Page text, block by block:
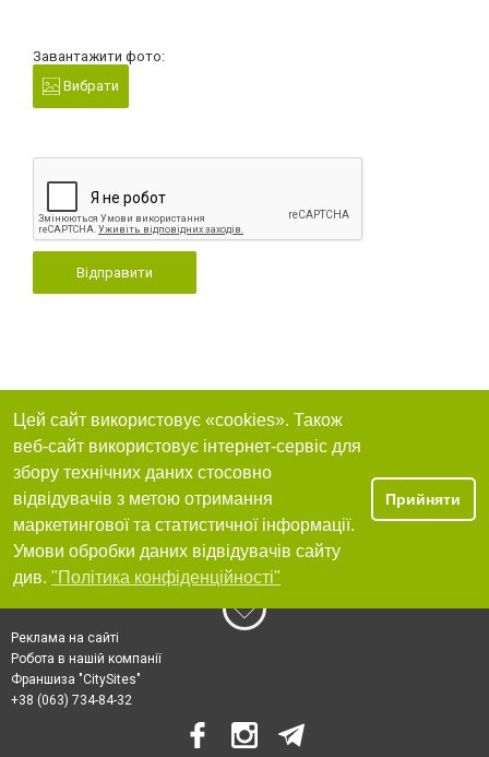
Завантажити фото:
Вибрати
Відправити
Цей сайт використовує «cookies». Також
веб-сайт використовує інтернет-сервіс для
збору технічних даних стосовно
відвідувачів з метою отримання
маркетингової та статистичної інформації.
Умови обробки даних відвідувачів сайту
див. "Політика конфіденційності"
Прийняти
Реклама на сайті
Робота в нашій компанії
Франшиза "CitySites"
+38 (063) 734-84-32